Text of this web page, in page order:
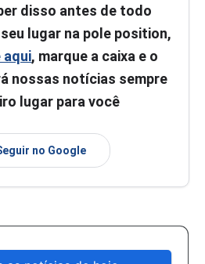
disso antes de todo
lugar na pole position,
aqui, marque a caixa e o
nossas notícias sempre
lugar para você
no Google